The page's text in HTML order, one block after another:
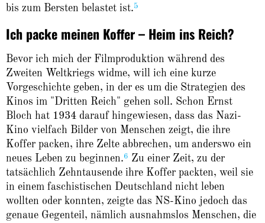
bis zum Bersten belastet ist.5
Ich packe meinen Koffer – Heim ins Reich?
Bevor ich mich der Filmproduktion während des
Zweiten Weltkriegs widme, will ich eine kurze
Vorgeschichte geben, in der es um die Strategien des
Kinos im "Dritten Reich" gehen soll. Schon Ernst
Bloch hat 1934 darauf hingewiesen, dass das Nazi-
Kino vielfach Bilder von Menschen zeigt, die ihre
Koffer packen, ihre Zelte abbrechen, um anderswo ein
neues Leben zu beginnen.6 Zu einer Zeit, zu der
tatsächlich Zehntausende ihre Koffer packten, weil sie
in einem faschistischen Deutschland nicht leben
wollten oder konnten, zeigte das NS-Kino jedoch das
genaue Gegenteil, nämlich ausnahmslos Menschen, die